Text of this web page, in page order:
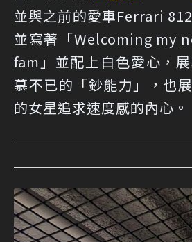
並與之前的愛車Ferrari 812
並寫著「Welcoming my
fam」並配上白色愛心，
慕不已的「鈔能力」，也
的女星追求速度感的內心。